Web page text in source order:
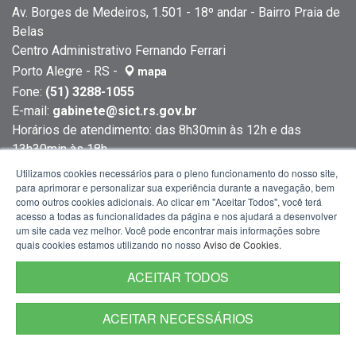
Av. Borges de Medeiros, 1.501 - 18º andar - Bairro Praia de
Belas
Centro Administrativo Fernando Ferrari
Porto Alegre - RS -
mapa
Fone: (51) 3288-1055
E-mail: gabinete@sict.rs.gov.br
Horários de atendimento: das 8h30min às 12h e das
13h30min às 18h
Termos de Uso
Utilizamos cookies necessários para o pleno funcionamento do nosso site,
para aprimorar e personalizar sua experiência durante a navegação, bem
como outros cookies adicionais. Ao clicar em "Aceitar Todos", você terá
acesso a todas as funcionalidades da página e nos ajudará a desenvolver
um site cada vez melhor. Você pode encontrar mais informações sobre
quais cookies estamos utilizando no nosso Aviso de Cookies.
ACEITAR TODOS
ACEITAR NECESSÁRIOS